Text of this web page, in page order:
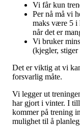
Vi får kun
Per nå må vi
maks være 5 i
når det er
Vi bruker
(kjegler, stiger
Det er viktig at vi
forsvarlig måte.
Vi legger ut
har gjort i vinter. I
kommer på trening
mulighet til å